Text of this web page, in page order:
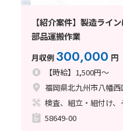
【紹介案件】製造ライ
部品運搬作業
月収例 300,000 円
【時給】1,500円～
福岡県北九州市八幡西
検査、組立・組付け、
58649-00